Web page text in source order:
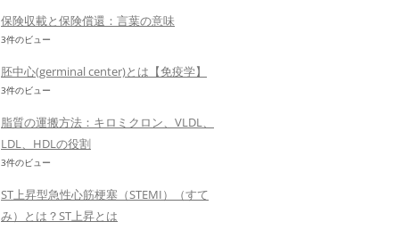
保険収載と保険償還：言葉の意味
3件のビュー
胚中心(germinal center)とは【免疫学】
3件のビュー
脂質の運搬方法：キロミクロン、VLDL、
LDL、HDLの役割
3件のビュー
ST上昇型急性心筋梗塞（STEMI）（すて
み）とは？ST上昇とは